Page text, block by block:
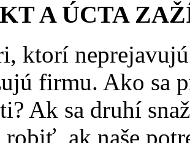
A ÚCTA
ktorí
firmu. Ako sa
Ak sa druhí
robiť, ak naše